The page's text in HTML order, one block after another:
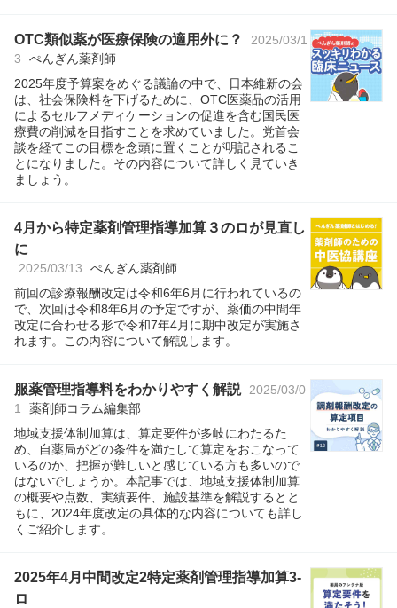
OTC類似薬が医療保険の適用外に？
2025/03/1
3
ぺんぎん薬剤師
2025年度予算案をめぐる議論の中で、日本維新の会
は、社会保険料を下げるために、OTC医薬品の活用
によるセルフメディケーションの促進を含む国民医
療費の削減を目指すことを求めていました。党首会
談を経てこの目標を念頭に置くことが明記されるこ
とになりました。その内容について詳しく見ていき
ましょう。
4月から特定薬剤管理指導加算３のロが見直し
に
2025/03/13 ぺんぎん薬剤師
前回の診療報酬改定は令和6年6月に行われているの
で、次回は令和8年6月の予定ですが、薬価の中間年
改定に合わせる形で令和7年4月に期中改定が実施さ
れます。この内容について解説します。
服薬管理指導料をわかりやすく解説 2025/03/0
1
薬剤師コラム編集部
地域支援体制加算は、算定要件が多岐にわたるた
め、自薬局がどの条件を満たして算定をおこなって
いるのか、把握が難しいと感じている方も多いので
はないでしょうか。本記事では、地域支援体制加算
の概要や点数、実績要件、施設基準を解説するとと
もに、2024年度改定の具体的な内容についても詳し
くご紹介します。
2025年4月中間改定2特定薬剤管理指導加算3-
ロ